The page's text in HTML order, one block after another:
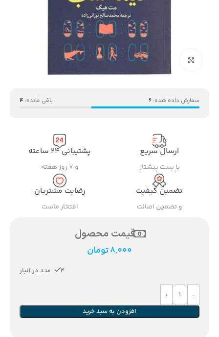
بزرگنمایی تصویر
سفارش داده شده: 6 باقی مانده: 4
ارسال سریع
با پست پیشتاز
پشتیبانی ۲۴ ساعته
و ۷ روز هفته
تضمین کیفیت
و تضمین اصالت
رضایت مشتریان
افتخار ماست
قیمت محصول
8,000تومان
4 عدد در انبار
افزودن به سبد خرید